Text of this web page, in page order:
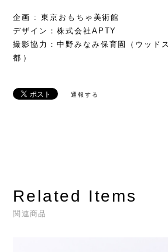
企画 : 東京おもちゃ美術館
デザイン：株式会社APTY
撮影協力：中野みなみ保育園（ウッド
都）
通報する
Related Items
関連商品